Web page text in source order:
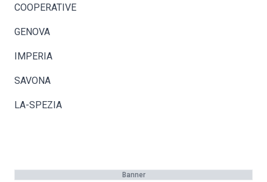
COOPERATIVE
GENOVA
IMPERIA
SAVONA
LA-SPEZIA
Banner